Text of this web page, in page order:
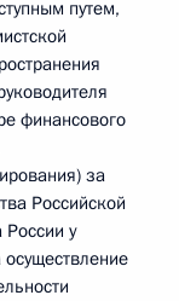
путем,
финансового
за
Российской
у